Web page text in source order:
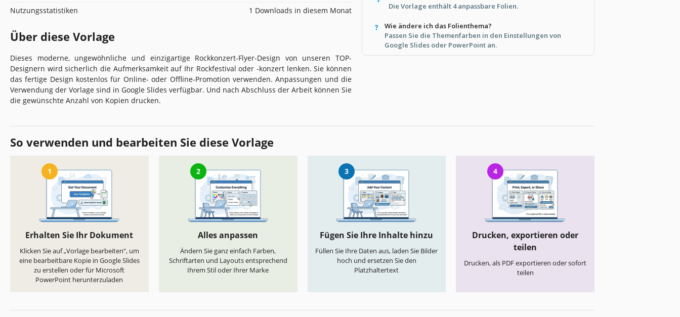
Nutzungsstatistiken
1 Downloads in diesem Monat
Über diese Vorlage
Dieses moderne, ungewöhnliche und einzigartige Rockkonzert-Flyer-Design von unseren TOP-
Designern wird sicherlich die Aufmerksamkeit auf Ihr Rockfestival oder -konzert lenken. Sie können
das fertige Design kostenlos für Online- oder Offline-Promotion verwenden. Anpassungen und die
Verwendung der Vorlage sind in Google Slides verfügbar. Und nach Abschluss der Arbeit können Sie
die gewünschte Anzahl von Kopien drucken.
Die Vorlage enthält 4 anpassbare Folien.
Wie ändere ich das Folienthema?
Passen Sie die Themenfarben in den Einstellungen von
Google Slides oder PowerPoint an.
So verwenden und bearbeiten Sie diese Vorlage
1
Erhalten Sie Ihr Dokument
Klicken Sie auf „Vorlage bearbeiten“, um
eine bearbeitbare Kopie in Google Slides
zu erstellen oder für Microsoft
PowerPoint herunterzuladen
2
Alles anpassen
Ändern Sie ganz einfach Farben,
Schriftarten und Layouts entsprechend
Ihrem Stil oder Ihrer Marke
3
Fügen Sie Ihre Inhalte hinzu
Füllen Sie Ihre Daten aus, laden Sie Bilder
hoch und ersetzen Sie den
Platzhaltertext
4
Drucken, exportieren oder
teilen
Drucken, als PDF exportieren oder sofort
teilen